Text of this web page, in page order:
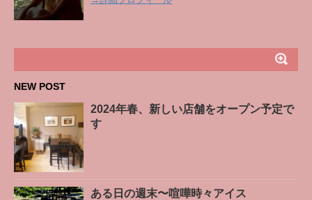
NEW POST
2024年春、新しい店舗をオープン予定で
す
ある日の週末〜喧嘩時々アイス